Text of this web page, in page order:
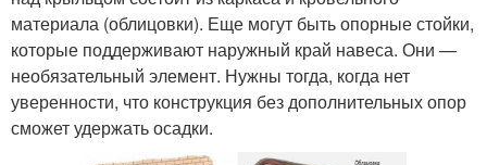
материала (облицовки). Еще могут быть опорные стойки,
которые поддерживают наружный край навеса. Они —
необязательный элемент. Нужны тогда, когда нет
уверенности, что конструкция без дополнительных опор
сможет удержать осадки.